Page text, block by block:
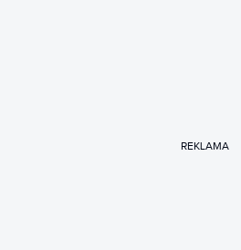
REKLAMA